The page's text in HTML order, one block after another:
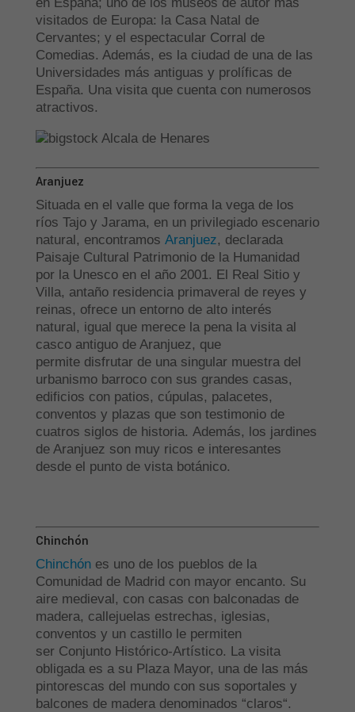
visitados de Europa: la Casa Natal de
Cervantes; y el espectacular Corral de
Comedias. Además, es la ciudad de una de las
Universidades más antiguas y prolíficas de
España. Una visita que cuenta con numerosos
atractivos.
Aranjuez
Situada en el valle que forma la vega de los
ríos Tajo y Jarama, en un privilegiado escenario
natural, encontramos Aranjuez, declarada
Paisaje Cultural Patrimonio de la Humanidad
por la Unesco en el año 2001. El Real Sitio y
Villa, antaño residencia primaveral de reyes y
reinas, ofrece un entorno de alto interés
natural, igual que merece la pena la visita al
casco antiguo de Aranjuez, que
permite disfrutar de una singular muestra del
urbanismo barroco con sus grandes casas,
edificios con patios, cúpulas, palacetes,
conventos y plazas que son testimonio de
cuatros siglos de historia. Además, los jardines
de Aranjuez son muy ricos e interesantes
desde el punto de vista botánico.
Chinchón
Chinchón es uno de los pueblos de la
Comunidad de Madrid con mayor encanto. Su
aire medieval, con casas con balconadas de
madera, callejuelas estrechas, iglesias,
conventos y un castillo le permiten
ser Conjunto Histórico-Artístico. La visita
obligada es a su Plaza Mayor, una de las más
pintorescas del mundo con sus soportales y
balcones de madera denominados “claros“.